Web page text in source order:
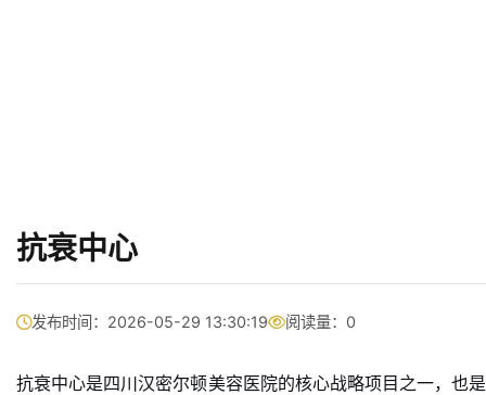
抗衰中心
发布时间：2026-05-29 13:30:19 阅读量： 0
抗衰中心是四川汉密尔顿美容医院的核心战略项目之一，也